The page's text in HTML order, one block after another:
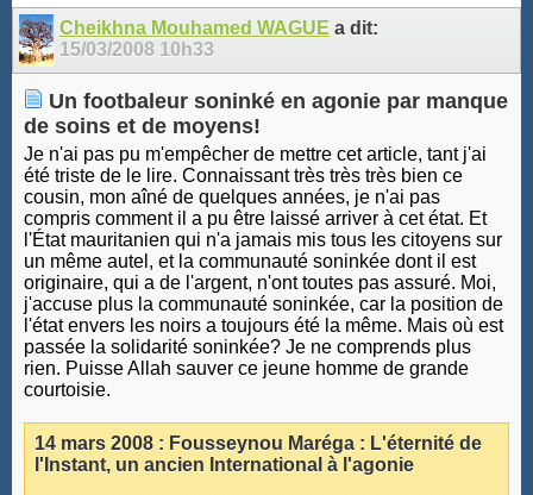
Cheikhna Mouhamed WAGUE a dit:
15/03/2008 10h33
Un footbaleur soninké en agonie par manque
de soins et de moyens!
Je n'ai pas pu m'empêcher de mettre cet article, tant j'ai
été triste de le lire. Connaissant très très très bien ce
cousin, mon aîné de quelques années, je n'ai pas
compris comment il a pu être laissé arriver à cet état. Et
l'État mauritanien qui n'a jamais mis tous les citoyens sur
un même autel, et la communauté soninkée dont il est
originaire, qui a de l'argent, n'ont toutes pas assuré. Moi,
j'accuse plus la communauté soninkée, car la position de
l'état envers les noirs a toujours été la même. Mais où est
passée la solidarité soninkée? Je ne comprends plus
rien. Puisse Allah sauver ce jeune homme de grande
courtoisie.
14 mars 2008 : Fousseynou Maréga : L'éternité de
l'Instant, un ancien International à l'agonie